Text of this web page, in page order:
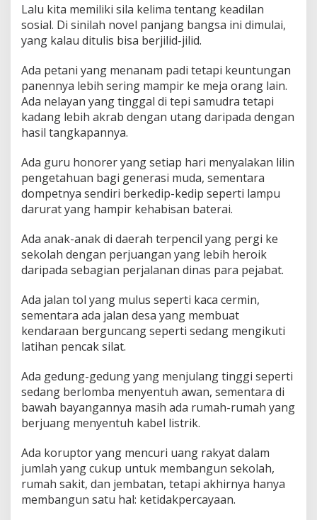
Lalu kita memiliki sila kelima tentang keadilan
sosial. Di sinilah novel panjang bangsa ini dimulai,
yang kalau ditulis bisa berjilid-jilid.
Ada petani yang menanam padi tetapi keuntungan
panennya lebih sering mampir ke meja orang lain.
Ada nelayan yang tinggal di tepi samudra tetapi
kadang lebih akrab dengan utang daripada dengan
hasil tangkapannya.
Ada guru honorer yang setiap hari menyalakan lilin
pengetahuan bagi generasi muda, sementara
dompetnya sendiri berkedip-kedip seperti lampu
darurat yang hampir kehabisan baterai.
Ada anak-anak di daerah terpencil yang pergi ke
sekolah dengan perjuangan yang lebih heroik
daripada sebagian perjalanan dinas para pejabat.
Ada jalan tol yang mulus seperti kaca cermin,
sementara ada jalan desa yang membuat
kendaraan berguncang seperti sedang mengikuti
latihan pencak silat.
Ada gedung-gedung yang menjulang tinggi seperti
sedang berlomba menyentuh awan, sementara di
bawah bayangannya masih ada rumah-rumah yang
berjuang menyentuh kabel listrik.
Ada koruptor yang mencuri uang rakyat dalam
jumlah yang cukup untuk membangun sekolah,
rumah sakit, dan jembatan, tetapi akhirnya hanya
membangun satu hal: ketidakpercayaan.